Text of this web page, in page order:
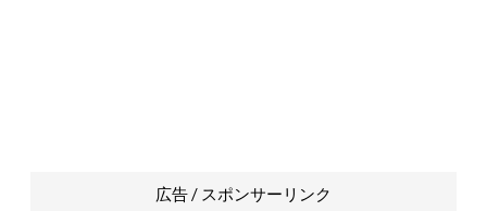
広告 / スポンサーリンク